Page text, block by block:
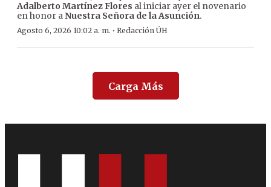
Adalberto Martínez Flores al iniciar ayer el novenario
en honor aNuestra Señora de la Asunción.
Agosto 6, 2026 10:02 a. m. · Redacción ÚH
Carga Más